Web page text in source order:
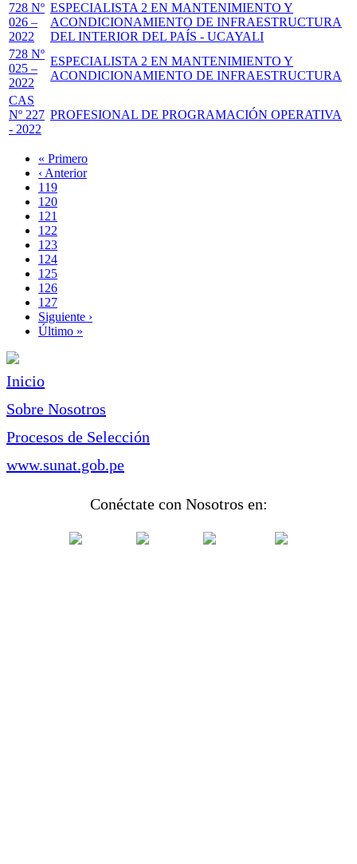
728 Nº
026 –
2022
ESPECIALISTA 2 EN MANTENIMIENTO Y
ACONDICIONAMIENTO DE INFRAESTRUCTURA
DEL INTERIOR DEL PAÍS - UCAYALI
728 Nº
025 –
2022
ESPECIALISTA 2 EN MANTENIMIENTO Y
ACONDICIONAMIENTO DE INFRAESTRUCTURA
CAS
Nº 227
- 2022
PROFESIONAL DE PROGRAMACIÓN OPERATIVA
Paginación
Primera
página
« Primero
Página
anterior
‹ Anterior
Page
119
Page
120
Page
121
Page
122
Página
actual
123
Page
124
Page
125
Page
126
Page
127
Siguiente
página
Siguiente ›
Última
Último »
Inicio
Sobre Nosotros
Procesos de Selección
www.sunat.gob.pe
Conéctate con Nosotros en: